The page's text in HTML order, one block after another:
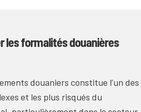
les formalités douanières
douaniers constitue l’un des
et les plus risqués du